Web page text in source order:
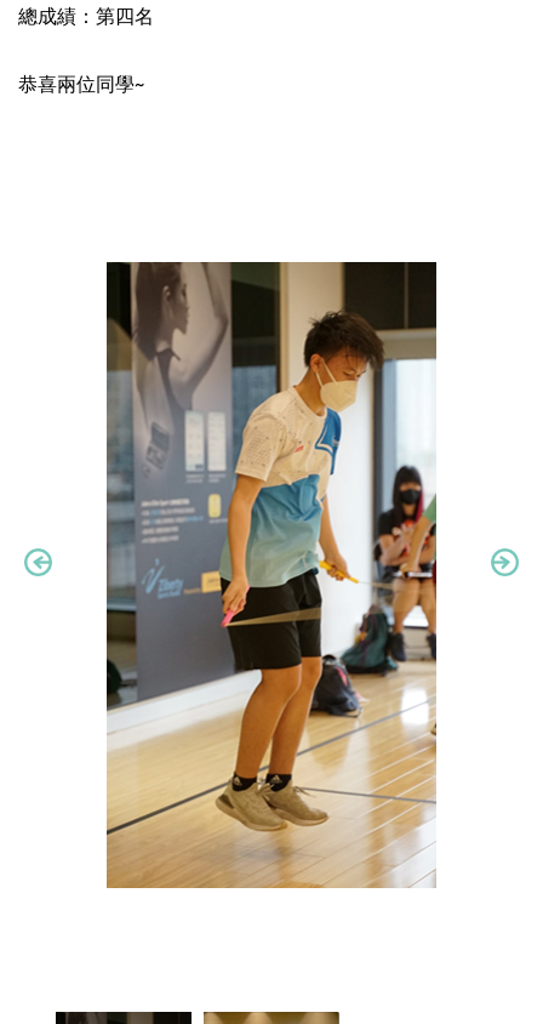
總成績：第四名
恭喜兩位同學~